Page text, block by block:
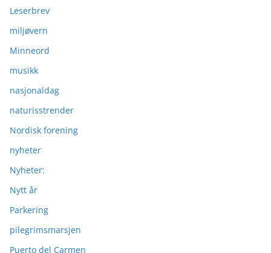
Leserbrev
miljøvern
Minneord
musikk
nasjonaldag
naturisstrender
Nordisk forening
nyheter
Nyheter:
Nytt år
Parkering
pilegrimsmarsjen
Puerto del Carmen